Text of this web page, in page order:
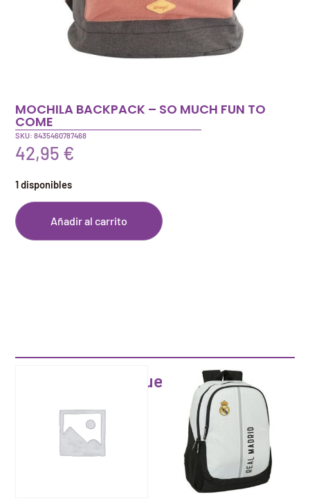
MOCHILA BACKPACK – SO MUCH FUN TO
COME
SKU: 8435460787468
42,95 €
1 disponibles
Añadir al carrito
Artículos que pueden interesarte